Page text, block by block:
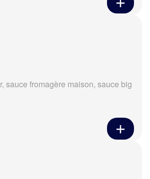
sauce fromagère maison, sauce big